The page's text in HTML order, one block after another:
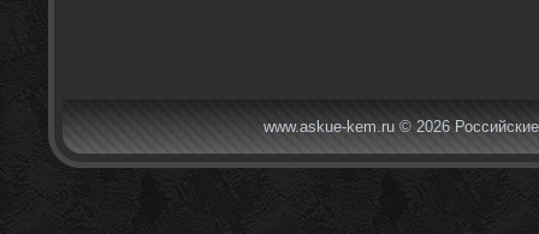
www.askue-kem.ru © 2026